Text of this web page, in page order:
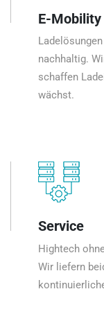
E-Mobility
nachhaltig.
schaffen
wächst.
Service
Hightech
Wir liefern